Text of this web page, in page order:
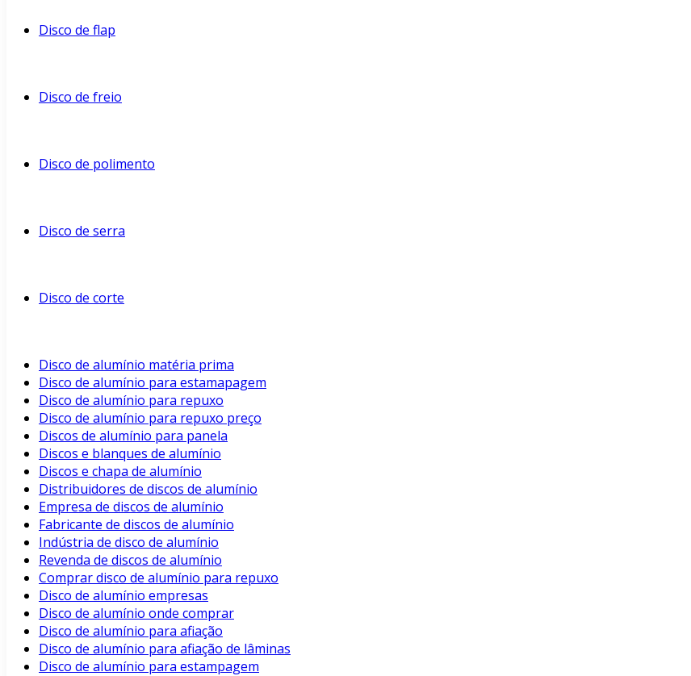
Disco de flap
Disco de freio
Disco de polimento
Disco de serra
Disco de corte
Disco de alumínio matéria prima
Disco de alumínio para estamapagem
Disco de alumínio para repuxo
Disco de alumínio para repuxo preço
Discos de alumínio para panela
Discos e blanques de alumínio
Discos e chapa de alumínio
Distribuidores de discos de alumínio
Empresa de discos de alumínio
Fabricante de discos de alumínio
Indústria de disco de alumínio
Revenda de discos de alumínio
Comprar disco de alumínio para repuxo
Disco de alumínio empresas
Disco de alumínio onde comprar
Disco de alumínio para afiação
Disco de alumínio para afiação de lâminas
Disco de alumínio para estampagem